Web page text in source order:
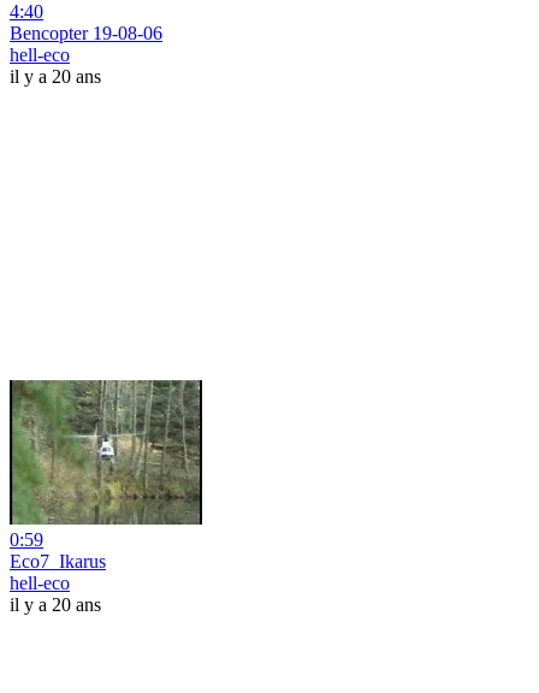
4:40
Bencopter 19-08-06
hell-eco
il y a 20 ans
0:59
Eco7_Ikarus
hell-eco
il y a 20 ans